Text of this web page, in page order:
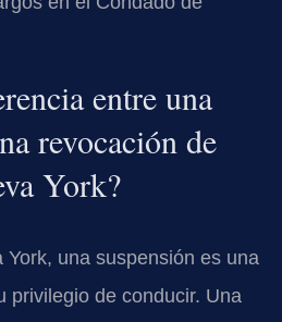
entre una
revocación de
York?
York, una suspensión es una
privilegio de conducir. Una